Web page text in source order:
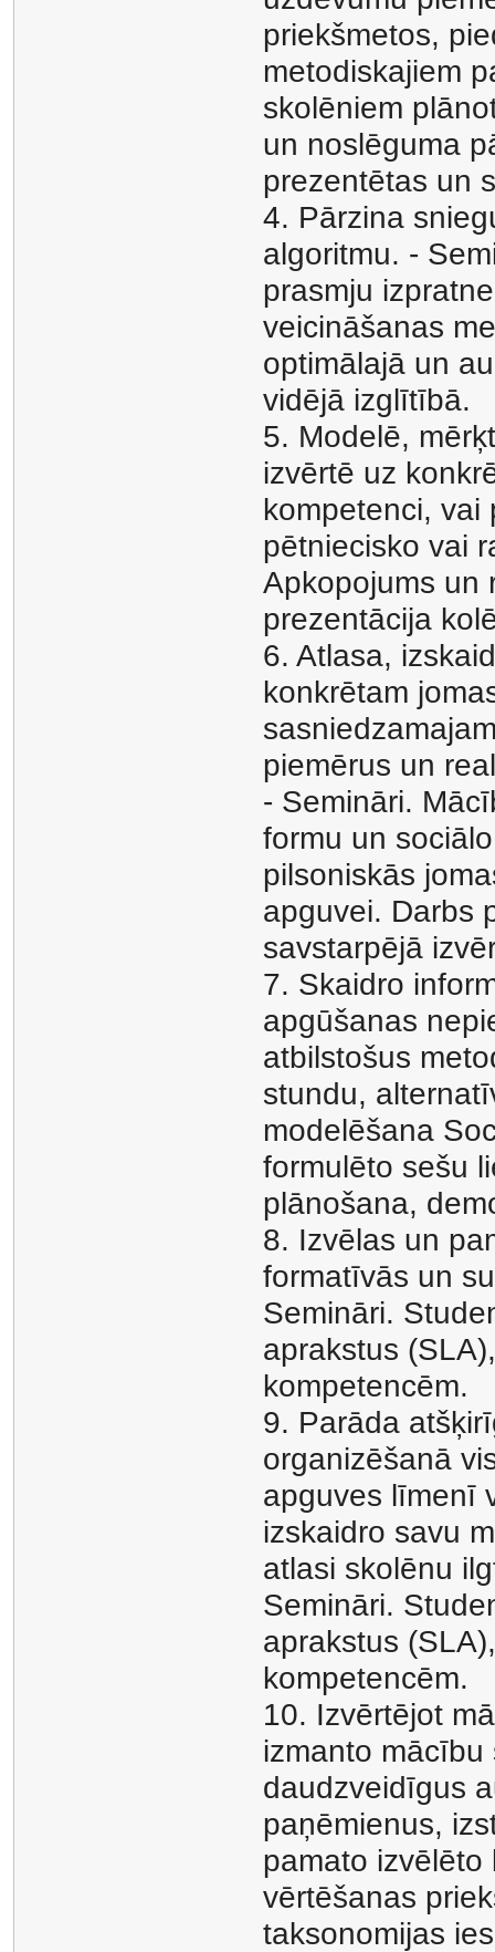
priekšmetos,
metodiskajiem
skolēniem
un noslēguma
prezentētas un
4. Pārzina
algoritmu. -
prasmju
veicināšanas
optimālajā un
vidējā izglītībā.
5. Modelē,
izvērtē uz
kompetenci, vai
pētniecisko vai
Apkopojums un
prezentācija
6. Atlasa,
konkrētam
piemērus un
- Semināri.
formu un
pilsoniskās
apguvei. Darbs
savstarpējā
7. Skaidro
apgūšanas
atbilstošus
stundu,
modelēšana
formulēto sešu
plānošana,
8. Izvēlas un
formatīvās un
Semināri.
aprakstus
kompetencēm.
9. Parāda
organizēšanā
apguves līmenī
izskaidro savu
atlasi skolēnu
Semināri.
aprakstus
kompetencēm.
10. Izvērtējot
izmanto
daudzveidīgus
paņēmienus,
pamato izvēlēto
vērtēšanas
taksonomijas